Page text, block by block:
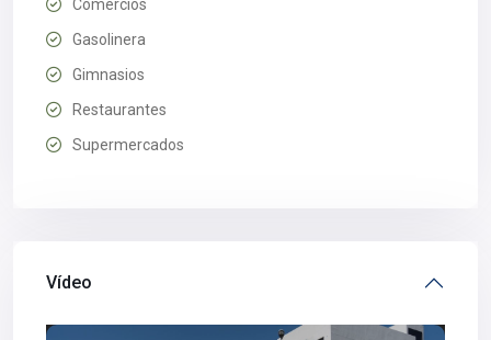
Comercios
Gasolinera
Gimnasios
Restaurantes
Supermercados
Vídeo